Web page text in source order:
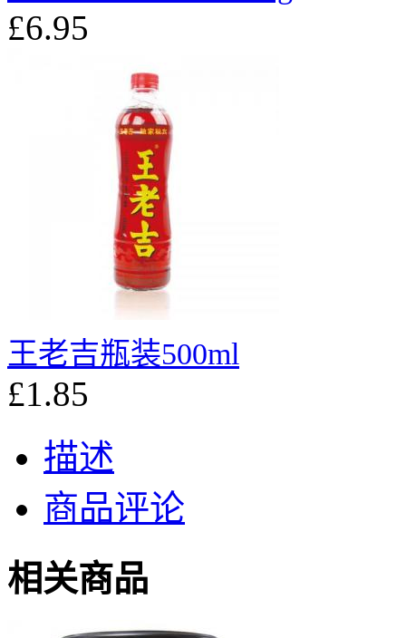
£6.95
王老吉瓶装500ml
£1.85
描述
商品评论
相关商品